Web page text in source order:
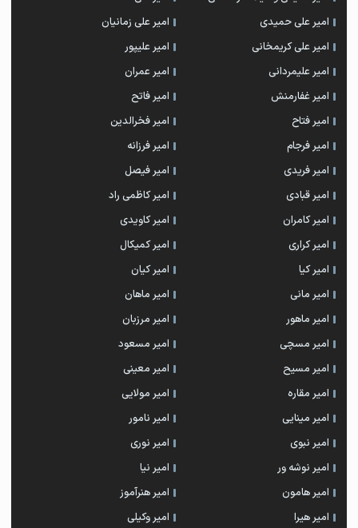
امیر علی حمیدی
امیر علی زمانیان
امیر علی کریمخانی
امیر علیپور
امیر علیمردانی
امیر عمران
امیر غفارمنش
امیر فاتح
امیر فتاح
امیر فخرالدین
امیر فرجام
امیر فرزانه
امیر فریدی
امیر فیصل
امیر قبادی
امیر کاظمی راد
امیر کامران
امیر کاویدی
امیر کراری
امیر کمیکال
امیر کیا
امیر کیان
امیر مانی
امیر ماهان
امیر ماهور
امیر مرزبان
امیر مسچی
امیر مسعود
امیر مسیح
امیر معینی
امیر مقاره
امیر مولایی
امیر مینایی
امیر نامور
امیر نبوی
امیر نوری
امیر نوشه ور
امیر نیا
امیر هامون
امیر هنرآموز
امیر هیرا
امیر وکیلی